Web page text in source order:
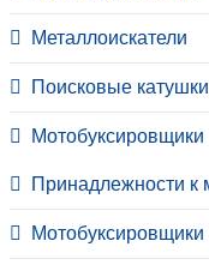
Металлоискатели
Поисковые
Мотобуксировщики
Принадлежности к
Мотобуксировщики